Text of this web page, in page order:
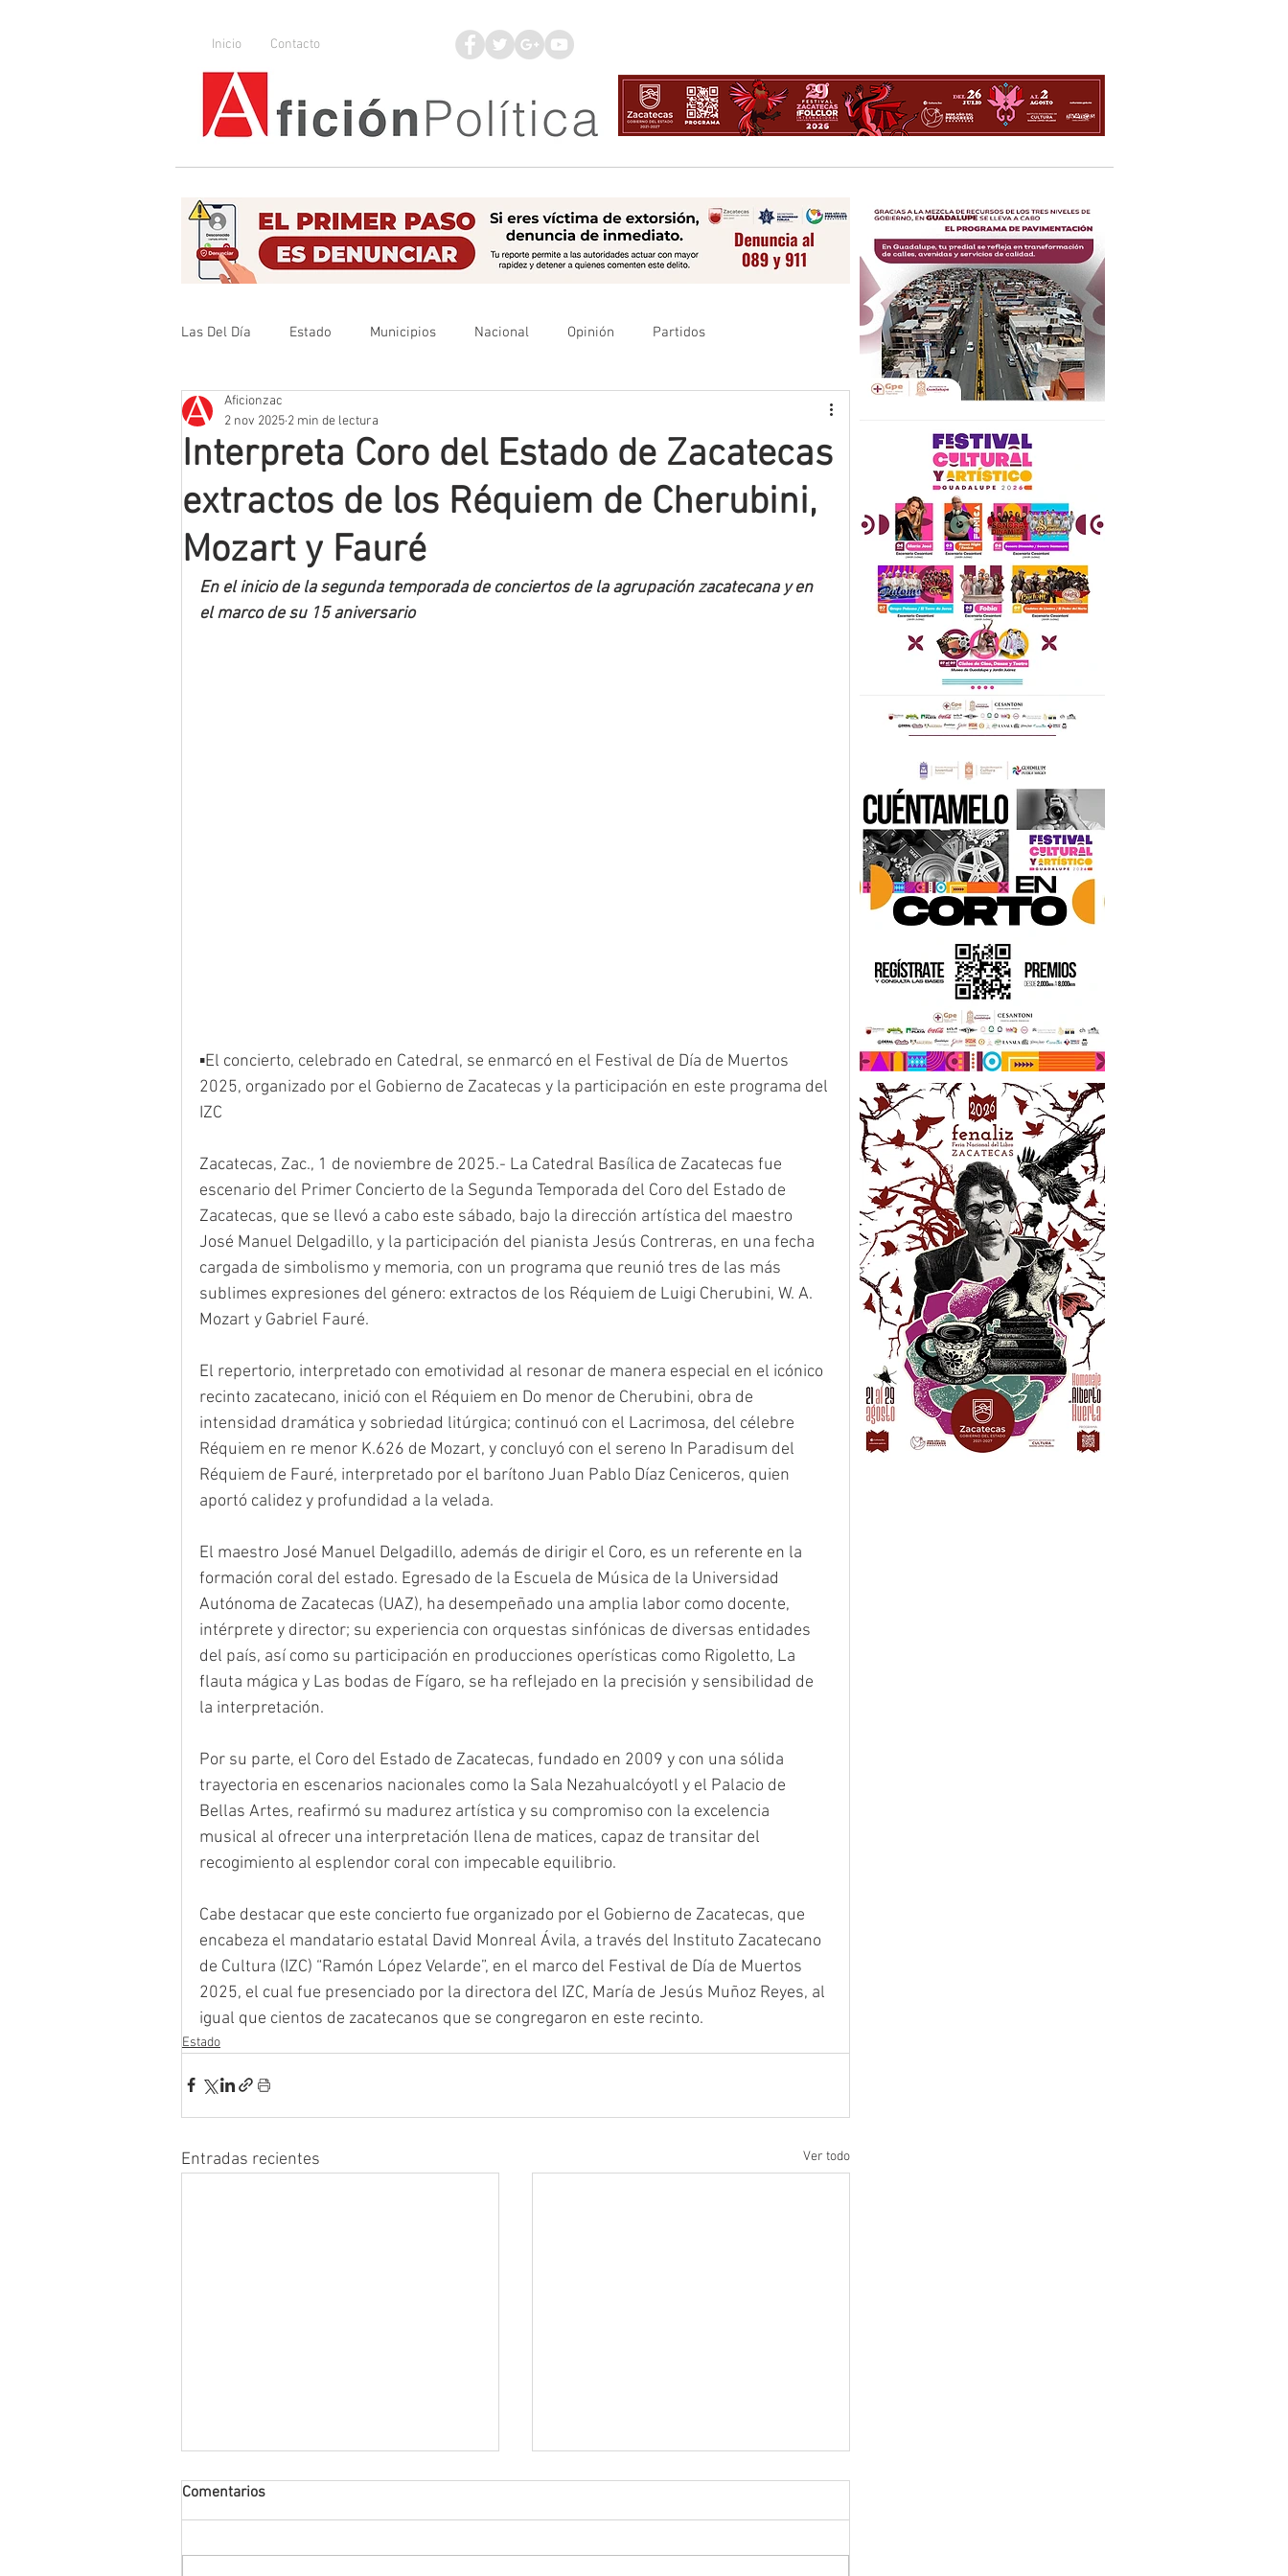
Inicio Contacto
Las Del Día Estado Municipios Nacional Opinión Partidos
Que no se olvide
Mineros LNBP
Interpreta Coro del Estado de Zacatecas
extractos de los Réquiem de Cherubini,
Mozart y Fauré
Aficionzac
2 nov 2025 2 min de lectura
En el inicio de la segunda temporada de conciertos de la agrupación zacatecana y en
el marco de su 15 aniversario
▪️El concierto, celebrado en Catedral, se enmarcó en el Festival de Día de Muertos
2025, organizado por el Gobierno de Zacatecas y la participación en este programa del
IZC
Zacatecas, Zac., 1 de noviembre de 2025.- La Catedral Basílica de Zacatecas fue
escenario del Primer Concierto de la Segunda Temporada del Coro del Estado de
Zacatecas, que se llevó a cabo este sábado, bajo la dirección artística del maestro
José Manuel Delgadillo, y la participación del pianista Jesús Contreras, en una fecha
cargada de simbolismo y memoria, con un programa que reunió tres de las más
sublimes expresiones del género: extractos de los Réquiem de Luigi Cherubini, W. A.
Mozart y Gabriel Fauré.
El repertorio, interpretado con emotividad al resonar de manera especial en el icónico
recinto zacatecano, inició con el Réquiem en Do menor de Cherubini, obra de
intensidad dramática y sobriedad litúrgica; continuó con el Lacrimosa, del célebre
Réquiem en re menor K.626 de Mozart, y concluyó con el sereno In Paradisum del
Réquiem de Fauré, interpretado por el barítono Juan Pablo Díaz Ceniceros, quien
aportó calidez y profundidad a la velada.
El maestro José Manuel Delgadillo, además de dirigir el Coro, es un referente en la
formación coral del estado. Egresado de la Escuela de Música de la Universidad
Autónoma de Zacatecas (UAZ), ha desempeñado una amplia labor como docente,
intérprete y director; su experiencia con orquestas sinfónicas de diversas entidades
del país, así como su participación en producciones operísticas como Rigoletto, La
flauta mágica y Las bodas de Fígaro, se ha reflejado en la precisión y sensibilidad de
la interpretación.
Por su parte, el Coro del Estado de Zacatecas, fundado en 2009 y con una sólida
trayectoria en escenarios nacionales como la Sala Nezahualcóyotl y el Palacio de
Bellas Artes, reafirmó su madurez artística y su compromiso con la excelencia
musical al ofrecer una interpretación llena de matices, capaz de transitar del
recogimiento al esplendor coral con impecable equilibrio.
Cabe destacar que este concierto fue organizado por el Gobierno de Zacatecas, que
encabeza el mandatario estatal David Monreal Ávila, a través del Instituto Zacatecano
de Cultura (IZC) “Ramón López Velarde”, en el marco del Festival de Día de Muertos
2025, el cual fue presenciado por la directora del IZC, María de Jesús Muñoz Reyes, al
igual que cientos de zacatecanos que se congregaron en este recinto.
Estado
Entradas recientes Ver todo
Comentarios